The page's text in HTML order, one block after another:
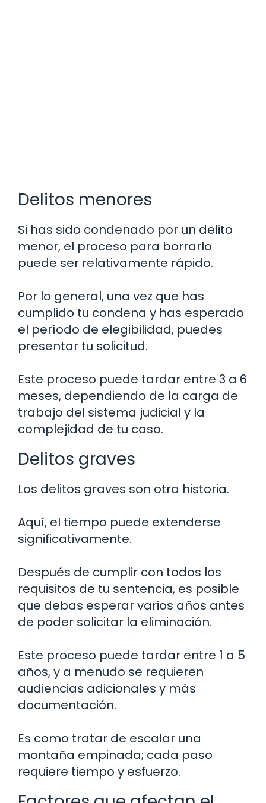
Delitos menores
Si has sido condenado por un delito
menor, el proceso para borrarlo
puede ser relativamente rápido.
Por lo general, una vez que has
cumplido tu condena y has esperado
el período de elegibilidad, puedes
presentar tu solicitud.
Este proceso puede tardar entre 3 a 6
meses, dependiendo de la carga de
trabajo del sistema judicial y la
complejidad de tu caso.
Delitos graves
Los delitos graves son otra historia.
Aquí, el tiempo puede extenderse
significativamente.
Después de cumplir con todos los
requisitos de tu sentencia, es posible
que debas esperar varios años antes
de poder solicitar la eliminación.
Este proceso puede tardar entre 1 a 5
años, y a menudo se requieren
audiencias adicionales y más
documentación.
Es como tratar de escalar una
montaña empinada; cada paso
requiere tiempo y esfuerzo.